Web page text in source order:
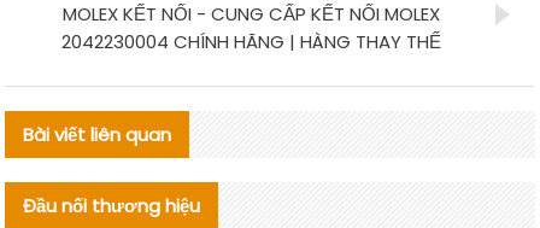
MOLEX KẾT NỐI - CUNG CẤP KẾT NỐI MOLEX
2042230004 CHÍNH HÃNG | HÀNG THAY THẾ
Bài viết liên quan
Đầu nối thương hiệu